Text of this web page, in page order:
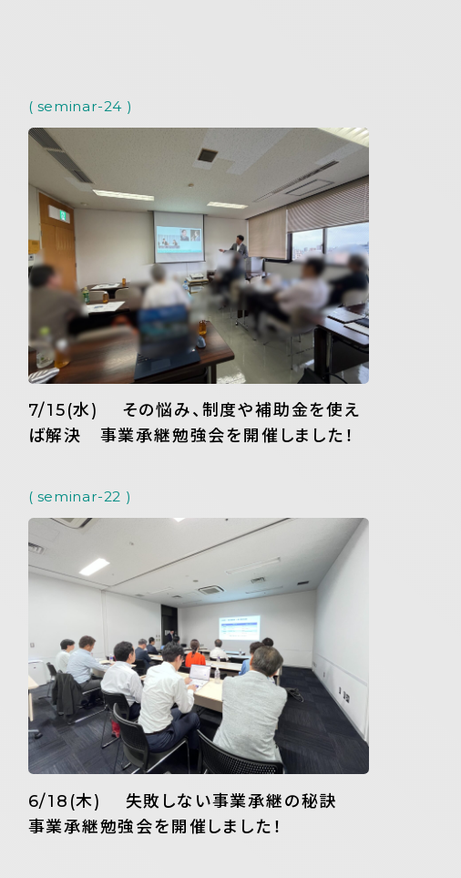
( seminar-24 )
7/15(水) その悩み、制度や補助金を使え
ば解決 事業承継勉強会を開催しました！
( seminar-22 )
6/18(木) 失敗しない事業承継の秘訣
事業承継勉強会を開催しました！